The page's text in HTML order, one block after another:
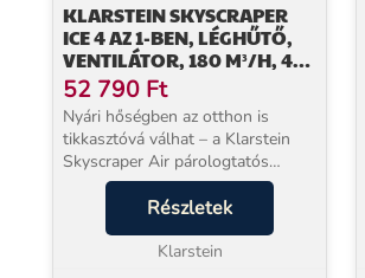
KLARSTEIN SKYSCRAPER
ICE 4 AZ 1-BEN, LÉGHŰTŐ,
VENTILÁTOR, 180 M³/H, 45
W, OSZCILLÁCIÓ, MOBIL
TÁVIRÁNYÍTÓVAL
52 790 Ft
Nyári hőségben az otthon is
tikkasztóvá válhat – a Klarstein
Skyscraper Air párologtatós
léghűtő azonban mindössze 45 W
fogyasztással hűsíti, párásítja és
tisztítja a levegőt akár 20 m²-es
helyiségekb...
Részletek
Klarstein